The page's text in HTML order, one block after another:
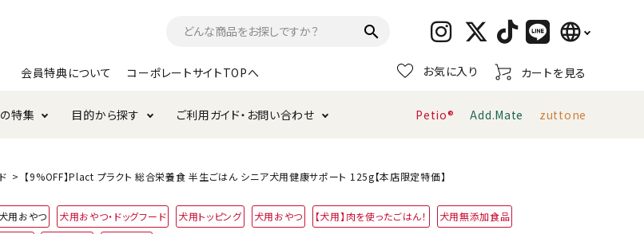
search language
日本語
English
会員特典について コーポレートサイトTOPへ お気に入り カートを見る
お手入れ・ケア用品 トイレタリー・消臭剤
ト サークル・ケージ キャリーバッグ
トイレタリー・消臭剤 猫砂
タワー キャリーバッグ おもちゃ
極上
特集
けりぐるみ特集 ペティオ公式アプリ
目的から探す
ー
ご利用ガイド・お問い合わせ
ご注文方法について お支払い方法・配送について
利用規約
Petio® Add.Mate zuttone
【9%OFF】Plact プラクト 総合栄養食 半生ごはん シニア犬用健康サポート 125g【本店限定特価】
犬用おやつ 犬用おやつ・ドッグフード 犬用トッピング 犬用おやつ 【犬用】肉を使ったごはん！
犬用無添加食品